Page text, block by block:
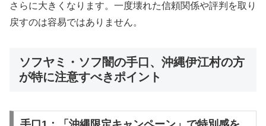
さらに大きくなります。一度壊れた信頼関係や評判を取り
戻すのは容易ではありません。
ソフヤミ・ソフ闇の手口、沖縄伊江村の方
が特に注意すべきポイント